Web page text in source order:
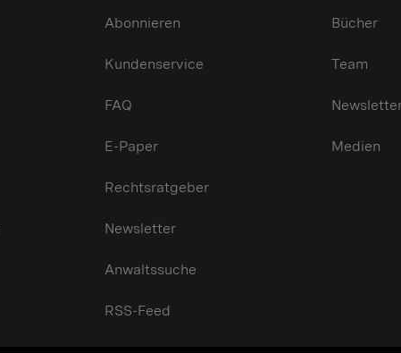
Abonnieren
Kundenservice
FAQ
E-Paper
Rechtsratgeber
Newsletter
Anwaltssuche
RSS-Feed
Bücher
Team
Medien